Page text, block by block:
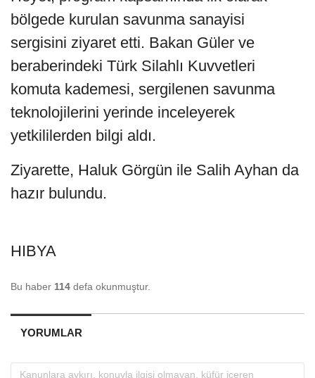
bölgede kurulan savunma sanayisi
sergisini ziyaret etti. Bakan Güler ve
beraberindeki Türk Silahlı Kuvvetleri
komuta kademesi, sergilenen savunma
teknolojilerini yerinde inceleyerek
yetkililerden bilgi aldı.
Ziyarette, Haluk Görgün ile Salih Ayhan da
hazır bulundu.
HIBYA
Bu haber 114 defa okunmuştur.
YORUMLAR